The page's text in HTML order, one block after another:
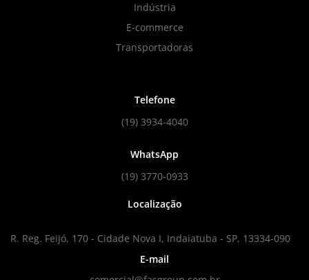
Indústria
E-commerce
Transportadoras
Telefone
(19) 3934-4040
WhatsApp
(19) 3770-0933
Localização
R. Reg. Feijó, 170 - Cidade Nova I, Indaiatuba - SP, 13334-090
E-mail